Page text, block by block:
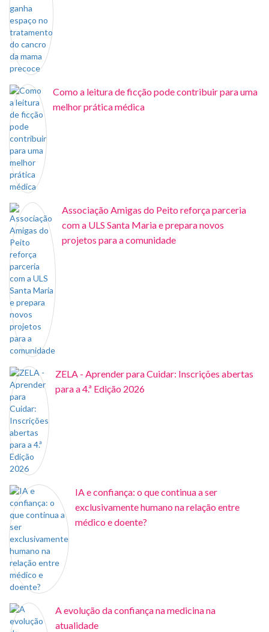
Como a leitura de ficção pode contribuir para uma
melhor prática médica
Associação Amigas do Peito reforça parceria
com a ULS Santa Maria e prepara novos
projetos para a comunidade
ZELA - Aprender para Cuidar: Inscrições abertas
para a 4.ª Edição 2026
IA e confiança: o que continua a ser
exclusivamente humano na relação entre
médico e doente?
A evolução da confiança na medicina na
atualidade